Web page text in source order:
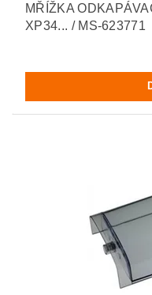
MŘÍŽKA
XP34... / MS-623771